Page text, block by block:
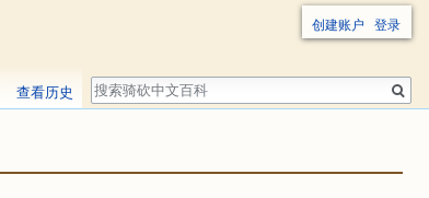
创建账户 登录
查看历史
搜
索